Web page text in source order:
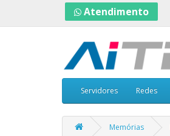
Atendimento
Servidores Redes
Memórias